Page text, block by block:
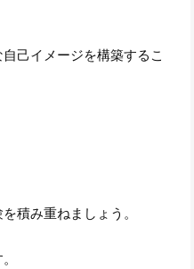
己イメージを構築するこ
積み重ねましょう。